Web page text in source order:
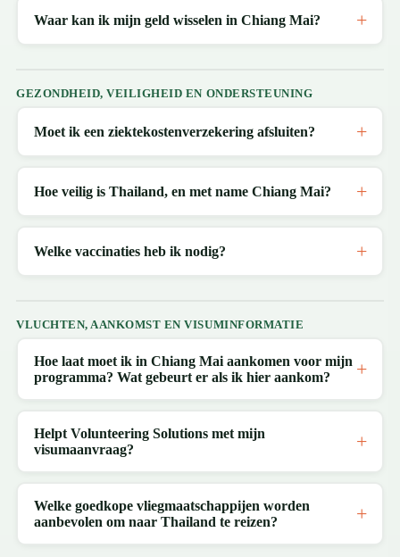
Waar kan ik mijn geld wisselen in Chiang Mai?
GEZONDHEID, VEILIGHEID EN ONDERSTEUNING
Moet ik een ziektekostenverzekering afsluiten?
Hoe veilig is Thailand, en met name Chiang Mai?
Welke vaccinaties heb ik nodig?
VLUCHTEN, AANKOMST EN VISUMINFORMATIE
Hoe laat moet ik in Chiang Mai aankomen voor mijn
programma? Wat gebeurt er als ik hier aankom?
Helpt Volunteering Solutions met mijn
visumaanvraag?
Welke goedkope vliegmaatschappijen worden
aanbevolen om naar Thailand te reizen?